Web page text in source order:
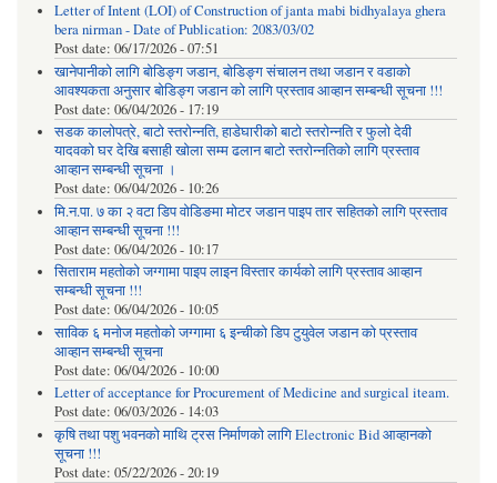
Letter of Intent (LOI) of Construction of janta mabi bidhyalaya ghera
bera nirman - Date of Publication: 2083/03/02
Post date: 06/17/2026 - 07:51
खानेपानीको लागि बोडिङ्ग जडान, बोडिङ्ग संचालन तथा जडान र वडाको
आवश्यकता अनुसार बोडिङ्ग जडान को लागि प्रस्ताव आव्हान सम्बन्धी सूचना !!!
Post date: 06/04/2026 - 17:19
सडक कालोपत्रे, बाटो स्तरोन्नति, हाडेघारीको बाटो स्तरोन्नति र फुलो देवी
यादवको घर देखि बसाही खोला सम्म ढलान बाटो स्तरोन्नतिको लागि प्रस्ताव
आव्हान सम्बन्धी सूचना ।
Post date: 06/04/2026 - 10:26
मि.न.पा. ७ का २ वटा डिप वोडिङमा मोटर जडान पाइप तार सहितको लागि प्रस्ताव
आव्हान सम्बन्धी सूचना !!!
Post date: 06/04/2026 - 10:17
सिताराम महतोको जग्गामा पाइप लाइन विस्तार कार्यको लागि प्रस्ताव आव्हान
सम्बन्धी सूचना !!!
Post date: 06/04/2026 - 10:05
साविक ६ मनोज महतोको जग्गामा ६ इन्चीको डिप टुयुवेल जडान को प्रस्ताव
आव्हान सम्बन्धी सूचना
Post date: 06/04/2026 - 10:00
Letter of acceptance for Procurement of Medicine and surgical iteam.
Post date: 06/03/2026 - 14:03
कृषि तथा पशु भवनको माथि ट्रस निर्माणको लागि Electronic Bid आव्हानको
सूचना !!!
Post date: 05/22/2026 - 20:19